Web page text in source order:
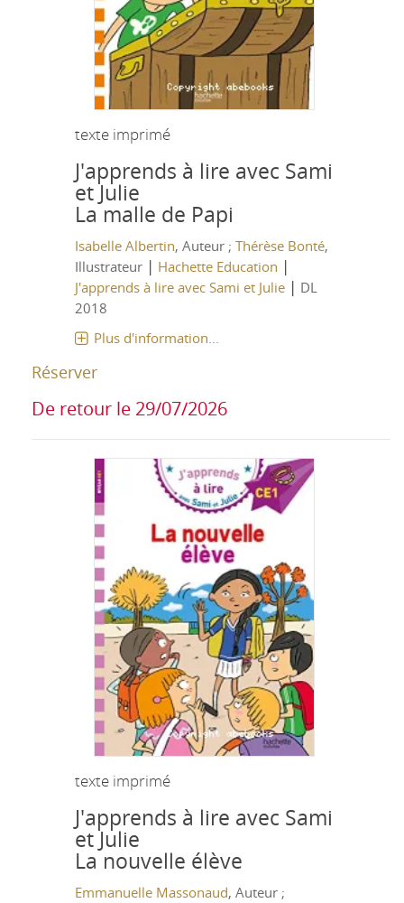
texte imprimé
J'apprends à lire avec Sami
et Julie
La malle de Papi
Isabelle Albertin, Auteur ; Thérèse Bonté,
Illustrateur | Hachette Education |
J'apprends à lire avec Sami et Julie| DL
2018
Plus d'information...
Réserver
De retour le 29/07/2026
texte imprimé
J'apprends à lire avec Sami
et Julie
La nouvelle élève
Emmanuelle Massonaud, Auteur ;